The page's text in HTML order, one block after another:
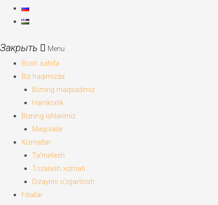
Menu
Bosh sahifa
Biz haqimizda
Bizning maqsadimiz
Hamkorlik
Bizning ishlarimiz
Maqolalar
Xizmatlar
Ta’mirlash
Tozalash xizmati
Dizaynni o’zgartirish
Filiallar